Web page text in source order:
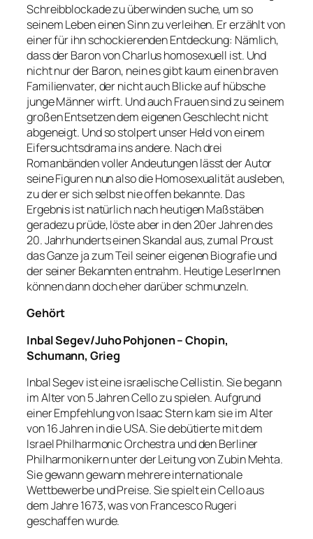
Schreibblockade zu überwinden suche, um so
seinem Leben einen Sinn zu verleihen. Er erzählt von
einer für ihn schockierenden Entdeckung: Nämlich,
dass der Baron von Charlus homosexuell ist. Und
nicht nur der Baron, nein es gibt kaum einen braven
Familienvater, der nicht auch Blicke auf hübsche
junge Männer wirft. Und auch Frauen sind zu seinem
großen Entsetzen dem eigenen Geschlecht nicht
abgeneigt. Und so stolpert unser Held von einem
Eifersuchtsdrama ins andere. Nach drei
Romanbänden voller Andeutungen lässt der Autor
seine Figuren nun also die Homosexualität ausleben,
zu der er sich selbst nie offen bekannte. Das
Ergebnis ist natürlich nach heutigen Maßstäben
geradezu prüde, löste aber in den 20er Jahren des
20. Jahrhunderts einen Skandal aus, zumal Proust
das Ganze ja zum Teil seiner eigenen Biografie und
der seiner Bekannten entnahm. Heutige LeserInnen
können dann doch eher darüber schmunzeln.
Gehört
Inbal Segev/Juho Pohjonen – Chopin,
Schumann, Grieg
Inbal Segev ist eine israelische Cellistin. Sie begann
im Alter von 5 Jahren Cello zu spielen. Aufgrund
einer Empfehlung von Isaac Stern kam sie im Alter
von 16 Jahren in die USA. Sie debütierte mit dem
Israel Philharmonic Orchestra und den Berliner
Philharmonikern unter der Leitung von Zubin Mehta.
Sie gewann gewann mehrere internationale
Wettbewerbe und Preise. Sie spielt ein Cello aus
dem Jahre 1673, was von Francesco Rugeri
geschaffen wurde.